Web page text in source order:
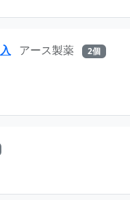
アース製薬 2個